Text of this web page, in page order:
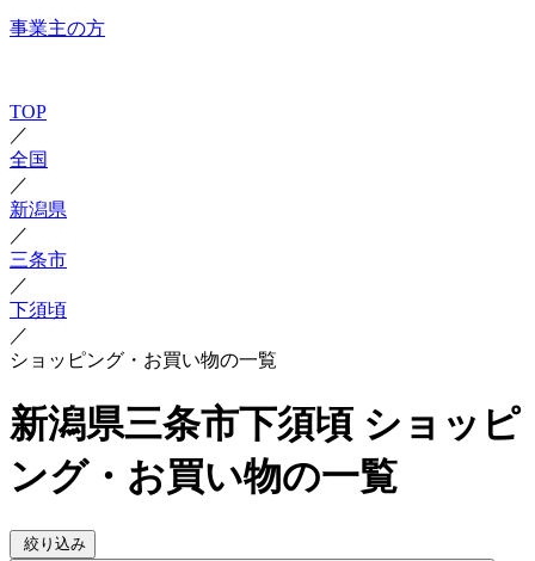
事業主の方
TOP
／
全国
／
新潟県
／
三条市
／
下須頃
／
ショッピング・お買い物の一覧
新潟県三条市下須頃 ショッピ
ング・お買い物の一覧
絞り込み